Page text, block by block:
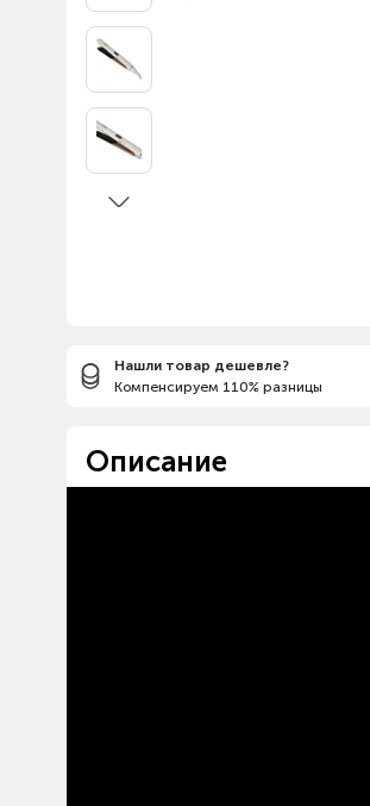
Нашли товар дешевле?
Компенсируем 110% разницы
Описание